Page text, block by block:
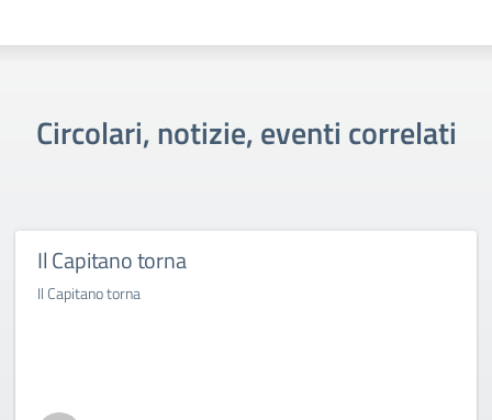
Circolari, notizie, eventi correlati
Il Capitano torna
Il Capitano torna